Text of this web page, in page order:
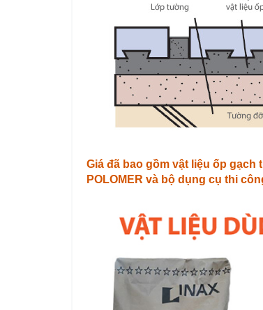
Giá đã bao gồm vật liệu ốp gạch
POLOMER và bộ dụng cụ thi